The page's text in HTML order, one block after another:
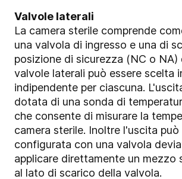
Valvole laterali
La camera sterile comprende
una valvola di ingresso e una di
posizione di sicurezza (NC o NA)
valvole laterali può essere scelta
indipendente per ciascuna.
dotata di una sonda di
che consente di misurare la
camera sterile. Inoltre l'uscita può
configurata con una valvola
applicare direttamente un mezzo
al lato di scarico della valvola.